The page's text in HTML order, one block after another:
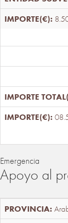
Emergencia
Apoyo al